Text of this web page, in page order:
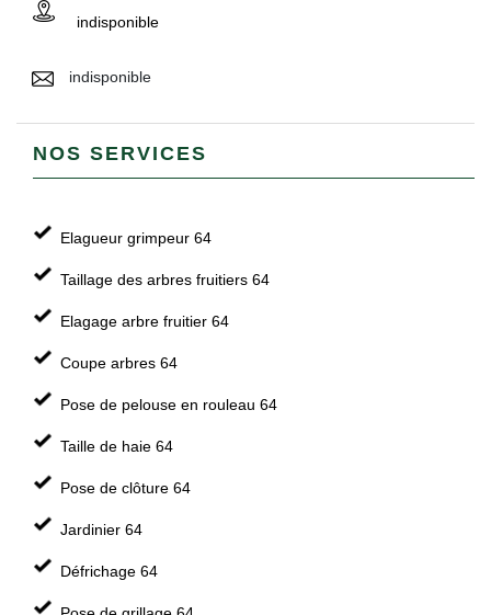
indisponible
indisponible
NOS SERVICES
Elagueur grimpeur 64
Taillage des arbres fruitiers 64
Elagage arbre fruitier 64
Coupe arbres 64
Pose de pelouse en rouleau 64
Taille de haie 64
Pose de clôture 64
Jardinier 64
Défrichage 64